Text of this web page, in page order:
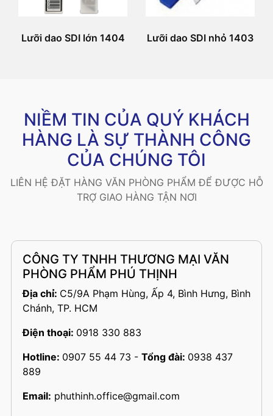
Lưỡi dao SDI lớn 1404 Lưỡi dao SDI nhỏ 1403
NIỀM TIN CỦA QUÝ KHÁCH
HÀNG LÀ SỰ THÀNH CÔNG
CỦA CHÚNG TÔI
LIÊN HỆ ĐẶT HÀNG VĂN PHÒNG PHẨM ĐỂ ĐƯỢC HỖ
TRỢ GIAO HÀNG TẬN NƠI
CÔNG TY TNHH THƯƠNG MẠI VĂN
PHÒNG PHẨM PHÚ THỊNH
Địa chỉ: C5/9A Phạm Hùng, Ấp 4, Bình Hưng, Bình
Chánh, TP. HCM
Điện thoại: 0918 330 883
Hotline: 0907 55 44 73 - Tổng đài: 0938 437
889
Email: phuthinh.office@gmail.com